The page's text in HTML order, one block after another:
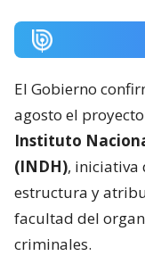
El Gobierno
agosto el
Instituto
(INDH), iniciativa
estructura y
facultad del
criminales.